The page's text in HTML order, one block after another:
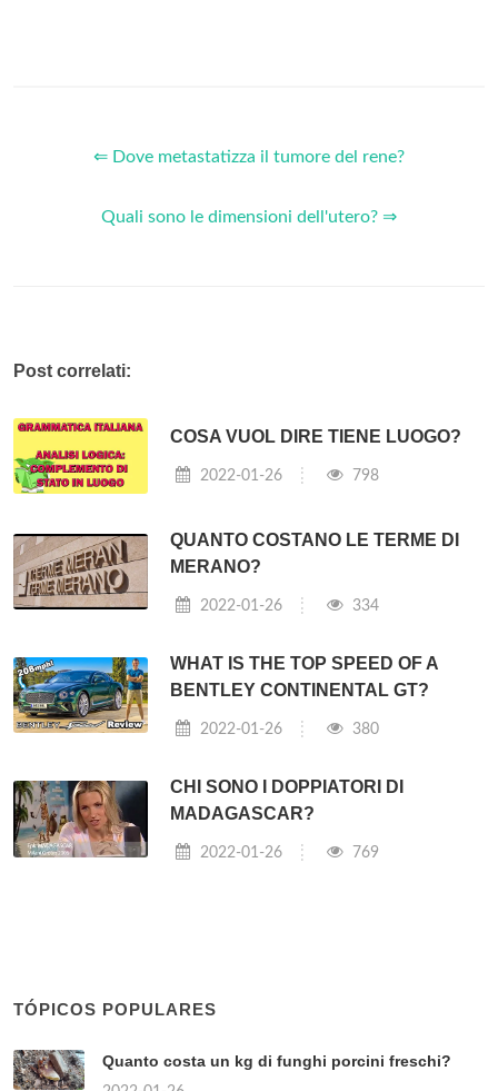
⇐ Dove metastatizza il tumore del rene?
Quali sono le dimensioni dell'utero? ⇒
Post correlati:
COSA VUOL DIRE TIENE LUOGO?
2022-01-26 798
QUANTO COSTANO LE TERME DI
MERANO?
2022-01-26 334
WHAT IS THE TOP SPEED OF A
BENTLEY CONTINENTAL GT?
2022-01-26 380
CHI SONO I DOPPIATORI DI
MADAGASCAR?
2022-01-26 769
TÓPICOS POPULARES
Quanto costa un kg di funghi porcini freschi?